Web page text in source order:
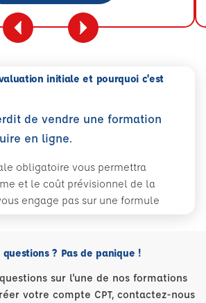
initiale et pourquoi c'est
de vendre une formation
en ligne.
obligatoire vous permettra
et le coût prévisionnel de la
engage pas sur une formule
questions ? Pas de panique !
sur l'une de nos formations
votre compte CPT, contactez-nous